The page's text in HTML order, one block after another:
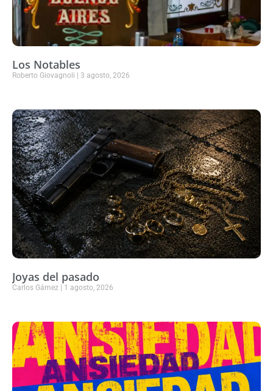
Los Notables
Roberto Giovagnoli 3 agosto, 2026
Joyas del pasado
Carlos Gámez 1 agosto, 2026